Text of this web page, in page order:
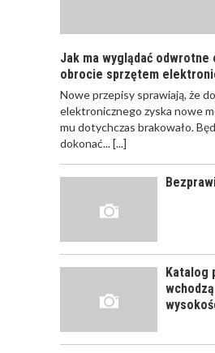
JAK
WYGLĄDAĆ
CZĘŚĆ
WYGLĄDAĆ
SZKOLENIE
Jak ma wyglądać odwrotne
obrocie sprzętem
Nowe przepisy sprawiają, że
elektronicznego zyska nowe
mu dotychczas brakowało.
dokonać...[...]
Katalog